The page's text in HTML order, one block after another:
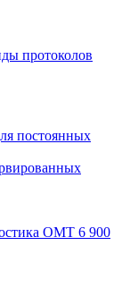
протоколов
постоянных
ОМТ 6 900